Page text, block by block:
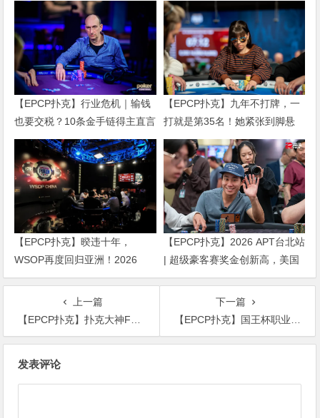
【EPCP扑克】行业危机｜输钱
也要交税？10条金手链得主直言
“扛不住”，主动砍掉四分之三比
赛
【EPCP扑克】九年不打牌，一
打就是第35名！她紧张到脚悬
空，但全世界以为她很淡定
【EPCP扑克】暌违十年，
WSOP再度回归亚洲！2026
APL济州站6月19-28日盛大登
【EPCP扑克】2026 APT台北站
| 超级豪客赛奖金创新高，美国
选手Ethan “Rampage” Yau领跑
上一篇
【EPCP扑克】扑克大神Fedor Holz 巅峰一年收益超$2000万？
下一篇
【EPCP扑克】国王杯职业联赛第二轮 | 18人晋级冠军之夜 ， 即将迎来国王杯职业联赛最终荣誉之战
发表评论